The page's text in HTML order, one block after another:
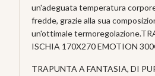
un'adeguata temperatura
fredde, grazie alla sua
un'ottimale
ISCHIA 170X270 EMOTION
TRAPUNTA A FANTASIA, DI